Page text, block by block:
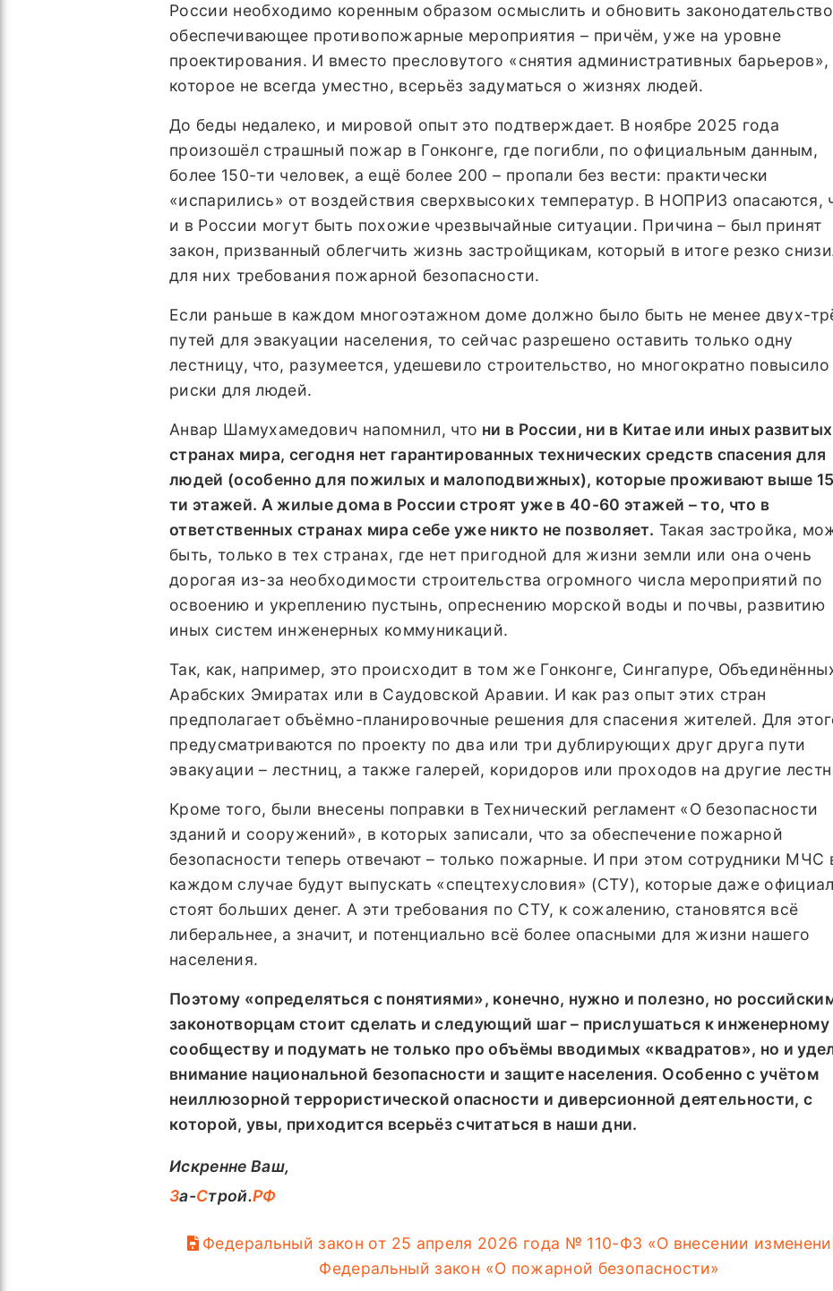
России необходимо коренным образом осмыслить и обновить
обеспечивающее противопожарные мероприятия – причём, уже на уровне
проектирования. И вместо пресловутого «снятия административных барьеров»,
которое не всегда уместно, всерьёз задуматься о жизнях людей.
До беды недалеко, и мировой опыт это подтверждает. В ноябре 2025 года
произошёл страшный пожар в Гонконге, где погибли, по официальным данным,
более 150-ти человек, а ещё более 200 – пропали без вести: практически
«испарились» от воздействия сверхвысоких температур. В НОПРИЗ опасаются,
и в России могут быть похожие чрезвычайные ситуации. Причина – был принят
закон, призванный облегчить жизнь застройщикам, который в итоге резко
для них требования пожарной безопасности.
Если раньше в каждом многоэтажном доме должно было быть не менее двух-
путей для эвакуации населения, то сейчас разрешено оставить только одну
лестницу, что, разумеется, удешевило строительство, но многократно повысило
риски для людей.
Анвар Шамухамедович напомнил, что ни в России, ни в Китае или иных развитых
странах мира, сегодня нет гарантированных технических средств спасения для
людей (особенно для пожилых и малоподвижных), которые проживают выше
ти этажей. А жилые дома в России строят уже в 40-60 этажей – то, что в
ответственных странах мира себе уже никто не позволяет. Такая застройка,
быть, только в тех странах, где нет пригодной для жизни земли или она очень
дорогая из-за необходимости строительства огромного числа мероприятий по
освоению и укреплению пустынь, опреснению морской воды и почвы, развитию
иных систем инженерных коммуникаций.
Так, как, например, это происходит в том же Гонконге, Сингапуре,
Арабских Эмиратах или в Саудовской Аравии. И как раз опыт этих стран
предполагает объёмно-планировочные решения для спасения жителей. Для
предусматриваются по проекту по два или три дублирующих друг друга пути
эвакуации – лестниц, а также галерей, коридоров или проходов на другие
Кроме того, были внесены поправки в Технический регламент «О безопасности
зданий и сооружений», в которых записали, что за обеспечение пожарной
безопасности теперь отвечают – только пожарные. И при этом сотрудники МЧС
каждом случае будут выпускать «спецтехусловия» (СТУ), которые даже
стоят больших денег. А эти требования по СТУ, к сожалению, становятся всё
либеральнее, а значит, и потенциально всё более опасными для жизни нашего
населения.
Поэтому «определяться с понятиями», конечно, нужно и полезно, но
законотворцам стоит сделать и следующий шаг – прислушаться к инженерному
сообществу и подумать не только про объёмы вводимых «квадратов», но и
внимание национальной безопасности и защите населения. Особенно с учётом
неиллюзорной террористической опасности и диверсионной деятельности, с
которой, увы, приходится всерьёз считаться в наши дни.
Искренне Ваш,
За-Строй.РФ
Федеральный закон от 25 апреля 2026 года № 110-ФЗ «О внесении
Федеральный закон «О пожарной безопасности»